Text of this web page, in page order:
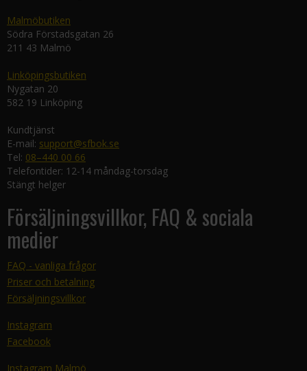
Malmöbutiken
Södra Förstadsgatan 26
211 43 Malmö
Linköpingsbutiken
Nygatan 20
582 19 Linköping
Kundtjänst
E-mail: support@sfbok.se
Tel: 08–440 00 66
Telefontider: 12-14 måndag-torsdag
Stängt helger
Försäljningsvillkor, FAQ & sociala
medier
FAQ - vanliga frågor
Priser och betalning
Försäljningsvillkor
Instagram
Facebook
Instagram Malmö